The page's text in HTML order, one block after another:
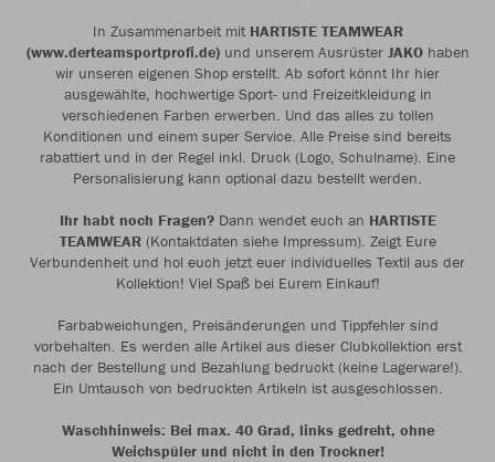
In Zusammenarbeit mit HARTISTE TEAMWEAR
(www.derteamsportprofi.de)und unserem Ausrüster JAKOhaben
wir unseren eigenen Shop erstellt. Ab sofort könnt Ihr hier
ausgewählte, hochwertige Sport- und Freizeitkleidung in
verschiedenen Farben erwerben. Und das alles zu tollen
Konditionen und einem super Service. Alle Preise sind bereits
rabattiert und in der Regel inkl. Druck (Logo, Schulname). Eine
Personalisierung kann optional dazu bestellt werden.
Ihr habt noch Fragen?Dann wendet euch an HARTISTE
TEAMWEAR(Kontaktdaten siehe Impressum). Zeigt Eure
Verbundenheit und hol euch jetzt euer individuelles Textil aus der
Kollektion! Viel Spaß bei Eurem Einkauf!
Farbabweichungen, Preisänderungen und Tippfehler sind
vorbehalten. Es werden alle Artikel aus dieser Clubkollektion erst
nach der Bestellung und Bezahlung bedruckt (keine Lagerware!).
Ein Umtausch von bedruckten Artikeln ist ausgeschlossen.
Waschhinweis: Bei max. 40 Grad, links gedreht, ohne
Weichspüler und nicht in den Trockner!